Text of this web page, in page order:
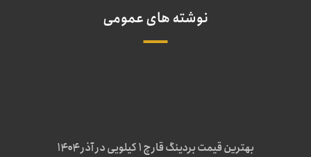
نوشته های عمومی
بهترین قیمت بردینگ قارچ 1 کیلویی در آذر ۱۴۰۴